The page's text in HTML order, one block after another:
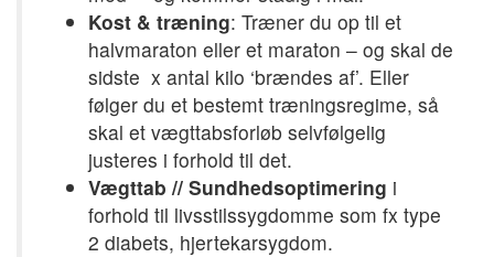
Kost & træning: Træner du op til et
halvmaraton eller et maraton – og skal de
sidste x antal kilo ‘brændes af’. Eller
følger du et bestemt træningsregime, så
skal et vægttabsforløb selvfølgelig
justeres i forhold til det.
Vægttab // Sundhedsoptimering i
forhold til livsstilssygdomme som fx type
2 diabets, hjertekarsygdom.